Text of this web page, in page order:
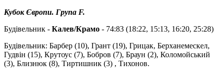
Кубок Європи. Група F.
Будівельник - Калев/Крамо - 74:83 (18:22, 15:13, 16:20, 25:28)
Будівельник: Барбер (10), Грант (19), Грицак, Берханемескел,
Гудвін (15), Крутоус (7), Бобров (7), Браун (2), Коломойський
(3), Близнюк (8), Тиртишник (3) , Тихонов.